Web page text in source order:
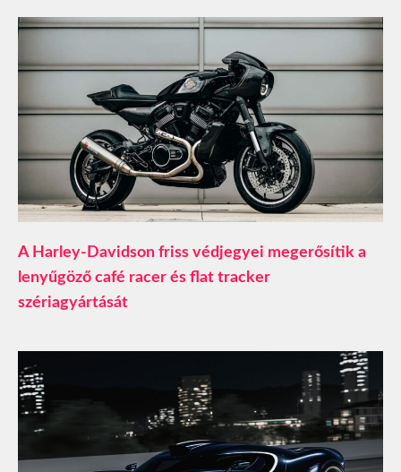
A Harley-Davidson friss védjegyei megerősítik a
lenyűgöző café racer és flat tracker
szériagyártását